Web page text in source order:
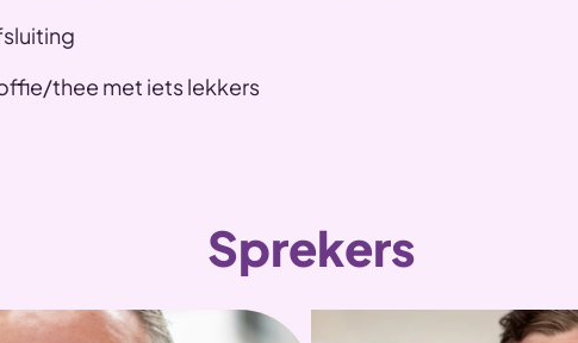
thee met iets lekkers
Sprekers